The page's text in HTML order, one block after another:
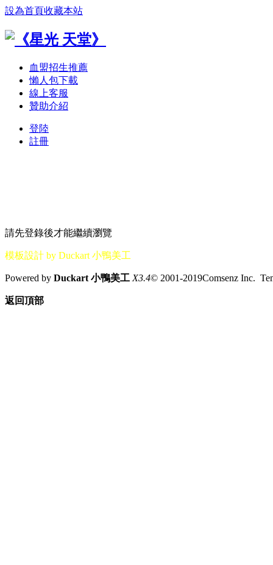
設為首頁收藏本站
血盟招生推薦
懶人包下載
線上客服
贊助介紹
登陸
註冊
請先登錄後才能繼續瀏覽
模板設計 by Duckart 小鴨美工
Powered by Duckart 小鴨美工 X3.4© 2001-2019Comsenz Inc.
返回頂部